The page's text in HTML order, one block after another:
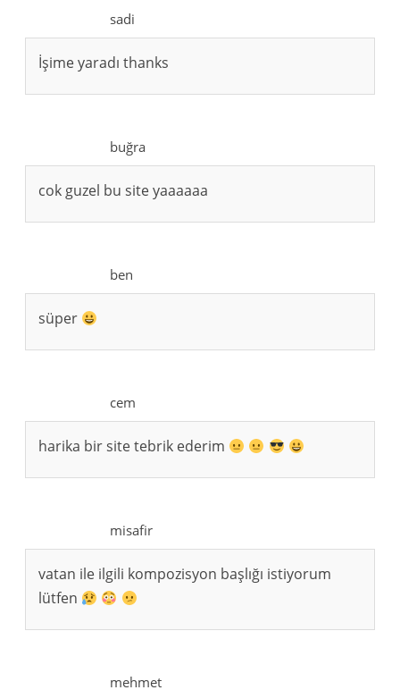
sadi
İşime yaradı thanks
buğra
cok guzel bu site yaaaaaa
ben
süper
cem
harika bir site tebrik ederim
misafir
vatan ile ilgili kompozisyon başlığı istiyorum
lütfen
mehmet